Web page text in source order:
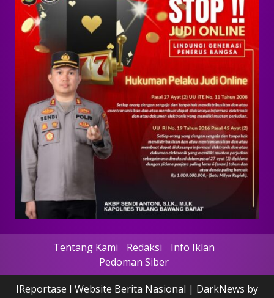
Tentang Kami Redaksi
Info Iklan
Pedoman Siber
IReportase I Website Berita Nasional | DarkNews by